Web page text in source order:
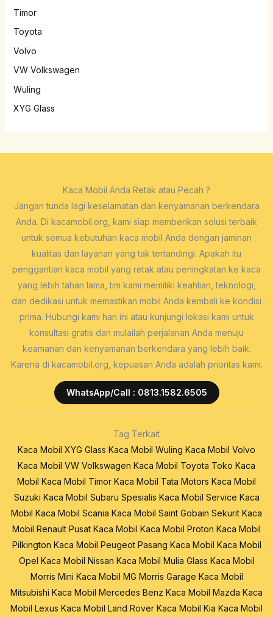
Timor
Toyota
Volvo
VW Volkswagen
Wuling
XYG Glass
Kaca Mobil Anda Retak atau Pecah ?
Jangan tunda lagi keselamatan dan kenyamanan berkendara
Anda. Di kacamobil.org, kami siap memberikan solusi terbaik
untuk semua kebutuhan kaca mobil Anda dengan jaminan
kualitas dan layanan yang tak tertandingi. Apakah itu
penggantian kaca mobil yang retak atau peningkatan ke kaca
yang lebih tahan lama, tim kami memiliki keahlian, teknologi,
dan dedikasi untuk memastikan mobil Anda kembali ke kondisi
prima. Hubungi kami hari ini atau kunjungi lokasi kami untuk
konsultasi gratis dan mulailah perjalanan Anda menuju
keamanan dan kenyamanan berkendara yang lebih baik.
Karena di kacamobil.org, kepuasan Anda adalah prioritas kami.
WhatsApp/Call : 0813.1582.6505
Tag Terkait
Kaca Mobil XYG Glass Kaca Mobil Wuling Kaca Mobil Volvo
Kaca Mobil VW Volkswagen Kaca Mobil Toyota Toko Kaca
Mobil Kaca Mobil Timor Kaca Mobil Tata Motors Kaca Mobil
Suzuki Kaca Mobil Subaru Spesialis Kaca Mobil Service Kaca
Mobil Kaca Mobil Scania Kaca Mobil Saint Gobain Sekurit Kaca
Mobil Renault Pusat Kaca Mobil Kaca Mobil Proton Kaca Mobil
Pilkington Kaca Mobil Peugeot Pasang Kaca Mobil Kaca Mobil
Opel Kaca Mobil Nissan Kaca Mobil Mulia Glass Kaca Mobil
Morris Mini Kaca Mobil MG Morris Garage Kaca Mobil
Mitsubishi Kaca Mobil Mercedes Benz Kaca Mobil Mazda Kaca
Mobil Lexus Kaca Mobil Land Rover Kaca Mobil Kia Kaca Mobil